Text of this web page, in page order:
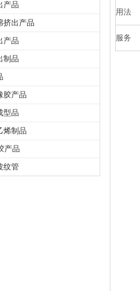
产品
挤出产品
产品
制品
胶产品
型品
烯制品
产品
纹管
用法
服务